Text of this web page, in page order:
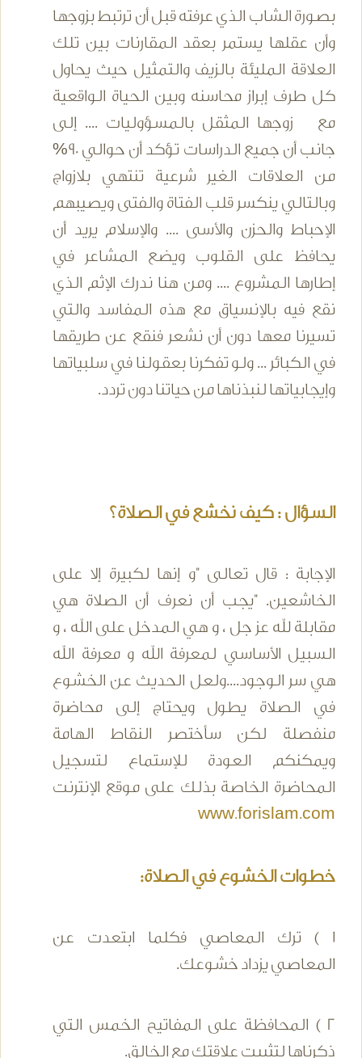
بصورة الشاب الذي عرفته قبل أن ترتبط بزوجها
وأن عقلها يستمر بعقد المقارنات بين تلك
العلاقة المليئة بالزيف والتمثيل حيث يحاول
كل طرف إبراز محاسنه وبين الحياة الواقعية
مع زوجها المثقل بالمسؤوليات .... إلى
جانب أن جميع الدراسات تؤكد أن حوالي 90%
من العلاقات الغير شرعية تنتهي بلازواج
وبالتالي ينكسر قلب الفتاة والفتى ويصيبهم
الإحباط والحزن والأسى .... والإسلام يريد أن
يحافظ على القلوب ويضع المشاعر في
إطارها المشروع .... ومن هنا ندرك الإثم الذي
نقع فيه بالإنسياق مع هذه المفاسد والتي
تسيرنا معها دون أن نشعر فنقع عن طريقها
في الكبائر ... ولو تفكرنا بعقولنا في سلبياتها
وإيجابياتها لنبذناها من حياتنا دون تردد.
السؤال : كيف نخشع في الصلاة؟
الإجابة : قال تعالى "و إنها لكبيرة إلا على
الخاشعين. "يجب أن نعرف أن الصلاة هي
مقابلة لله عز جل ، و هي المدخل على الله ، و
السبيل الأساسي لمعرفة الله و معرفة الله
هي سر الوجود....ولعل الحديث عن الخشوع
في الصلاة يطول ويحتاج إلى محاضرة
منفصلة لكن سأختصر النقاط الهامة
ويمكنكم العودة للإستماع لتسجيل
المحاضرة الخاصة بذلك على موقع الإنترنت
www.forislam.com
خطوات الخشوع في الصلاة:
1 ) ترك المعاصي فكلما ابتعدت عن
المعاصي يزداد خشوعك.
2 ) المحافظة على المفاتيح الخمس التي
ذكرناها لتثبيت علاقتك مع الخالق.